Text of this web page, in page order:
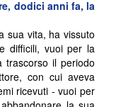
dodici anni fa, la
sua vita, ha vissuto
difficili, vuoi per la
il periodo
con cui aveva
ricevuti - vuoi per